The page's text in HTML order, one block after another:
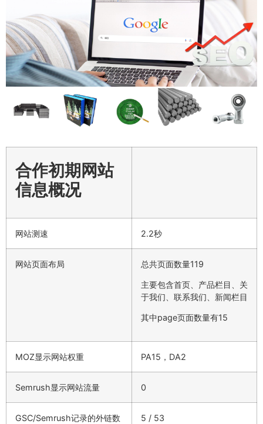
合作初期网站
信息概况
网站测速 2.2秒
网站页面布局 总共页面数量119
主要包含首页、产品栏目、关
于我们、联系我们、新闻栏目
其中page页面数量有15
MOZ显示网站权重 PA15，DA2
Semrush显示网站流量 0
GSC/Semrush记录的外链数
5 / 53